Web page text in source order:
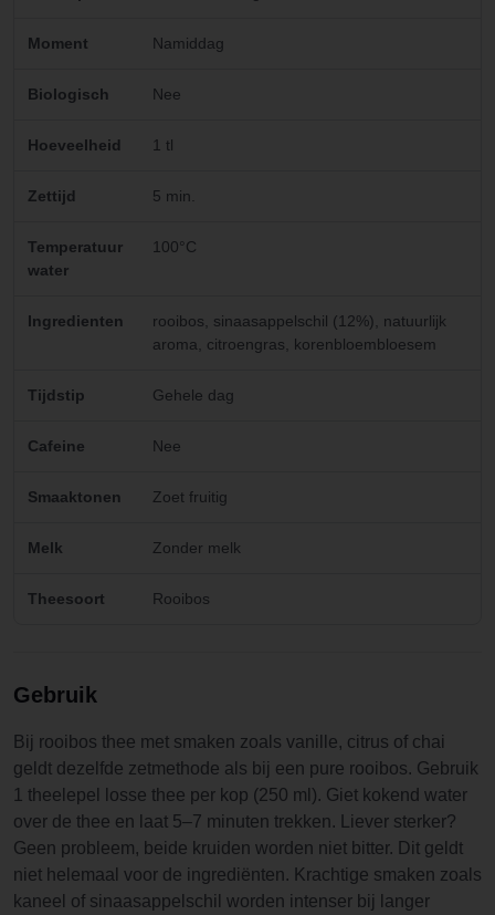
Moment Namiddag
Biologisch Nee
Hoeveelheid 1 tl
Zettijd 5 min.
Temperatuur
water
100°C
Ingredienten
rooibos, sinaasappelschil (12%), natuurlijk
aroma, citroengras, korenbloembloesem
Tijdstip Gehele dag
Cafeine Nee
Smaaktonen Zoet fruitig
Melk Zonder melk
Theesoort Rooibos
Gebruik
Bij rooibos thee met smaken zoals vanille, citrus of chai
geldt dezelfde zetmethode als bij een pure rooibos. Gebruik
1 theelepel losse thee per kop (250 ml). Giet kokend water
over de thee en laat 5–7 minuten trekken. Liever sterker?
Geen probleem, beide kruiden worden niet bitter. Dit geldt
niet helemaal voor de ingrediënten. Krachtige smaken zoals
kaneel of sinaasappelschil worden intenser bij langer